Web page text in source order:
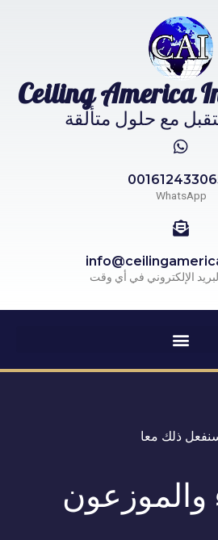
Ceiling America
مع حلول متألقة
WhatsApp
الإلكتروني في أي وقت
ذلك معا
والموزعون